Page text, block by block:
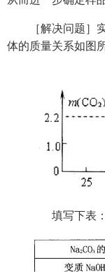
［解决问题
体的质量关系如图所
填写下表：